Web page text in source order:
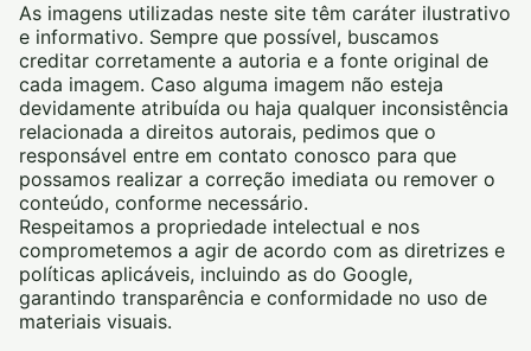
As imagens utilizadas neste site têm caráter ilustrativo
e informativo. Sempre que possível, buscamos
creditar corretamente a autoria e a fonte original de
cada imagem. Caso alguma imagem não esteja
devidamente atribuída ou haja qualquer inconsistência
relacionada a direitos autorais, pedimos que o
responsável entre em contato conosco para que
possamos realizar a correção imediata ou remover o
conteúdo, conforme necessário.
Respeitamos a propriedade intelectual e nos
comprometemos a agir de acordo com as diretrizes e
políticas aplicáveis, incluindo as do Google,
garantindo transparência e conformidade no uso de
materiais visuais.